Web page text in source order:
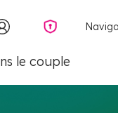
le couple